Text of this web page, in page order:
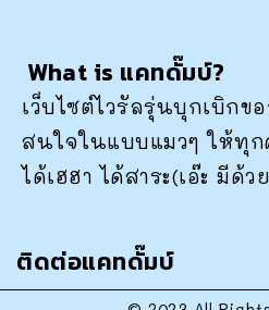
What is แคทดั๊มบ์?
เว็บไซต์ไวรัลรุ่นบุกเบิกข
สนใจในแบบแมวๆ ให้ทุ
ได้เฮฮา ได้สาระ(เอ๊ะ มีด้ว
ติดต่อแคทดั๊มบ์